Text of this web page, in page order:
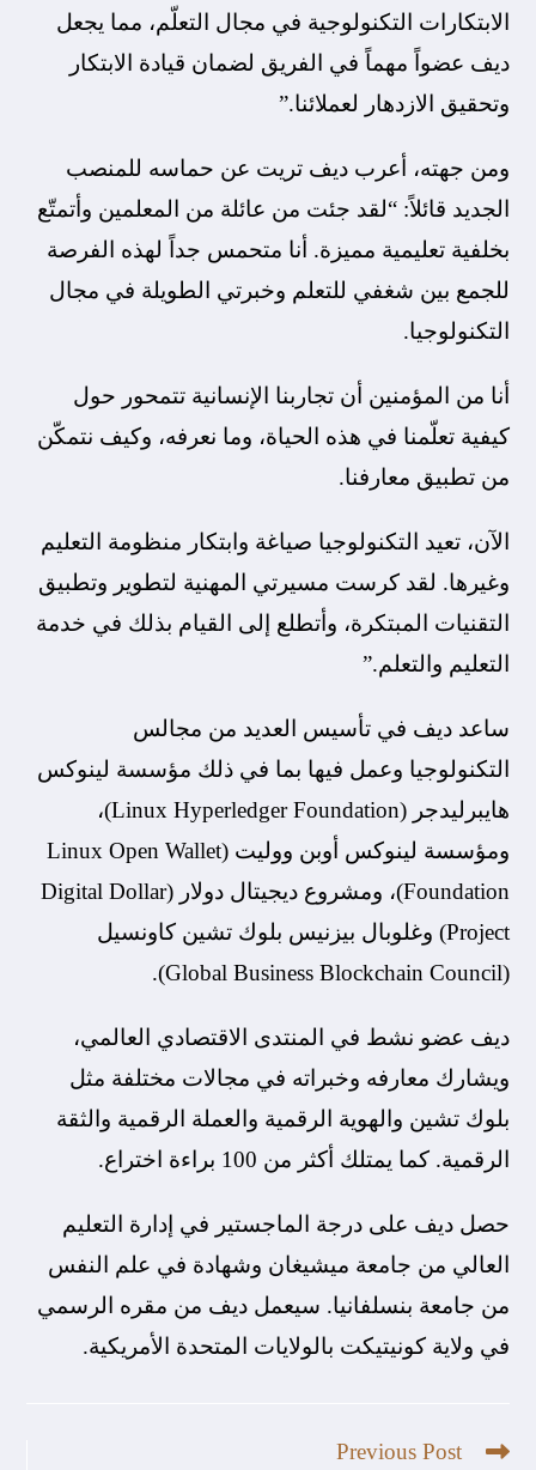
الابتكارات التكنولوجية في مجال التعلّم، مما يجعل
ديف عضواً مهماً في الفريق لضمان قيادة الابتكار
وتحقيق الازدهار لعملائنا.”
ومن جهته، أعرب ديف تريت عن حماسه للمنصب
الجديد قائلاً: “لقد جئت من عائلة من المعلمين وأتمتّع
بخلفية تعليمية مميزة. أنا متحمس جداً لهذه الفرصة
للجمع بين شغفي للتعلم وخبرتي الطويلة في مجال
التكنولوجيا.
أنا من المؤمنين أن تجاربنا الإنسانية تتمحور حول
كيفية تعلّمنا في هذه الحياة، وما نعرفه، وكيف نتمكّن
من تطبيق معارفنا.
الآن، تعيد التكنولوجيا صياغة وابتكار منظومة التعليم
وغيرها. لقد كرست مسيرتي المهنية لتطوير وتطبيق
التقنيات المبتكرة، وأتطلع إلى القيام بذلك في خدمة
التعليم والتعلم.”
ساعد ديف في تأسيس العديد من مجالس
التكنولوجيا وعمل فيها بما في ذلك مؤسسة لينوكس
هايبرليدجر (Linux Hyperledger Foundation)،
ومؤسسة لينوكس أوبن ووليت (Linux Open Wallet
Foundation)، ومشروع ديجيتال دولار (Digital Dollar
Project) وغلوبال بيزنيس بلوك تشين كاونسيل
(Global Business Blockchain Council).
ديف عضو نشط في المنتدى الاقتصادي العالمي،
ويشارك معارفه وخبراته في مجالات مختلفة مثل
بلوك تشين والهوية الرقمية والعملة الرقمية والثقة
الرقمية. كما يمتلك أكثر من 100 براءة اختراع.
حصل ديف على درجة الماجستير في إدارة التعليم
العالي من جامعة ميشيغان وشهادة في علم النفس
من جامعة بنسلفانيا. سيعمل ديف من مقره الرسمي
في ولاية كونيتيكت بالولايات المتحدة الأمريكية.
Previous Post